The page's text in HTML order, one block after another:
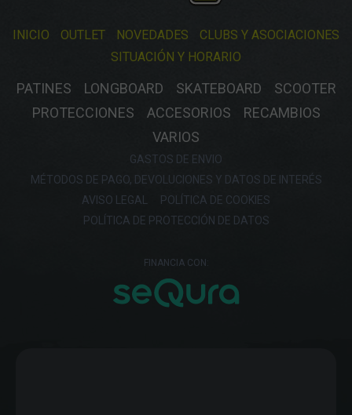
INICIO OUTLET NOVEDADES
CLUBS Y ASOCIACIONES
SITUACIÓN Y HORARIO
PATINES LONGBOARD SKATEBOARD
SCOOTER
PROTECCIONES
ACCESORIOS
RECAMBIOS
VARIOS
GASTOS DE ENVIO
MÉTODOS DE PAGO, DEVOLUCIONES Y DATOS DE INTERÉS
AVISO LEGAL
POLÍTICA DE COOKIES
POLÍTICA DE PROTECCIÓN DE DATOS
FINANCIA CON: